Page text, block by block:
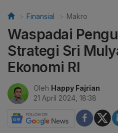
Finansial Makro
Waspadai
Strategi Sri
Ekonomi RI
Oleh Happy Fajrian
21 April 2024, 18:38